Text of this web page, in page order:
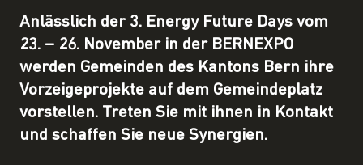
Anlässlich der 3. Energy Future Days vom
23. – 26. November in der BERNEXPO
werden Gemeinden des Kantons Bern ihre
Vorzeigeprojekte auf dem Gemeindeplatz
vorstellen. Treten Sie mit ihnen in Kontakt
und schaffen Sie neue Synergien.